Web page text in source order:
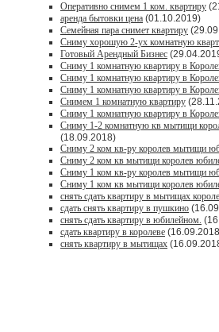
Оперативно снимем 1 ком. квартиру
аренда бытовки цена (01.10.2019)
Семейная пара снимет квартиру
Сниму хорошую 2-ух комнатную
Готовый Арендный Бизнес
Сниму 1 комнатную квартиру в
Сниму 1 комнатную квартиру в
Сниму 1 комнатную квартиру в
Снимем 1 комнатную квартиру
Сниму 1 комнатную квартиру в
Сниму 1-2 комнатную кв мытищи
(18.09.2018)
Сниму 2 ком кв-ру королев мытищи
Сниму 2 ком кв мытищи королев
Сниму 1 ком кв-ру королев мытищи
Сниму 1 ком кв мытищи королев
снять сдать квартиру в мытищах
сдать снять квартиру в пушкино
снять сдать квартиру в юбилейном.
сдать квартиру в королеве
снять квартиру в мытищах